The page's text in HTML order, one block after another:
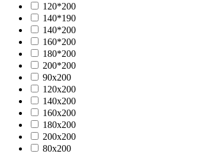
120*200
140*190
140*200
160*200
180*200
200*200
90х200
120х200
140х200
160х200
180х200
200х200
80х200